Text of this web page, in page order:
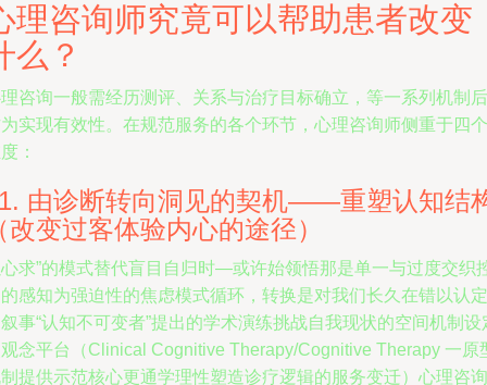
理咨询师究竟可以帮助患者改变
么？
咨询一般需经历测评、关系与治疗目标确立，等一系列机制后
实现有效性。在规范服务的各个环节，心理咨询师侧重于四个
：
由诊断转向洞见的契机——重塑认知结
改变过客体验内心的途径）
求”的模式替代盲目自归时—或许始领悟那是单一与过度交织
感知为强迫性的焦虑模式循环，转换是对我们长久在错以认定
事“认知不可变者”提出的学术演练挑战自我现状的空间机制设
念平台（Clinical Cognitive Therapy/Cognitive Therapy 一原
提供示范核心更通学理性塑造诊疗逻辑的服务变迁）心理咨询